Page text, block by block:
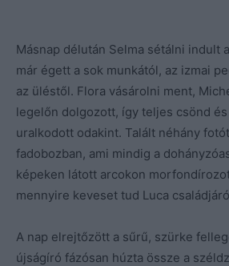
Másnap délután Selma sétálni indult
már égett a sok munkától, az izmai
az üléstől. Flora vásárolni ment,
legelőn dolgozott, így teljes csönd
uralkodott odakint. Talált néhány
fadobozban, ami mindig a
képeken látott arcokon
mennyire keveset tud Luca
A nap elrejtőzött a sűrű, szürke
újságíró fázósan húzta össze a